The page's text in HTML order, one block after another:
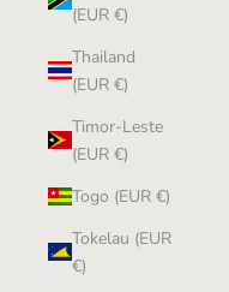
(EUR €)
Thailand
(EUR €)
Timor-Leste
(EUR €)
Togo (EUR €)
Tokelau (EUR
€)